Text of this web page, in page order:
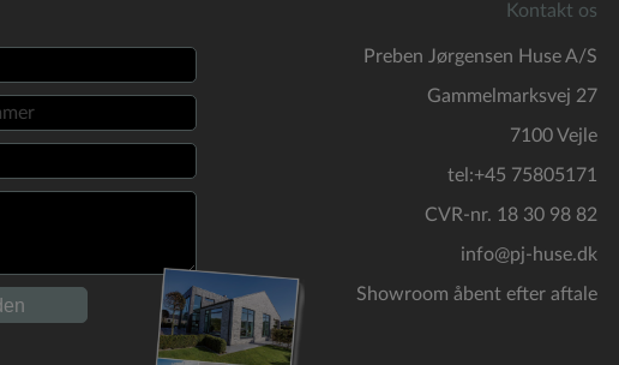
Kontakt os
Preben Jørgensen Huse A/S
Gammelmarksvej 27
7100 Vejle
tel:+45 75805171
CVR-nr. 18 30 98 82
info@pj-huse.dk
Showroom åbent efter aftale